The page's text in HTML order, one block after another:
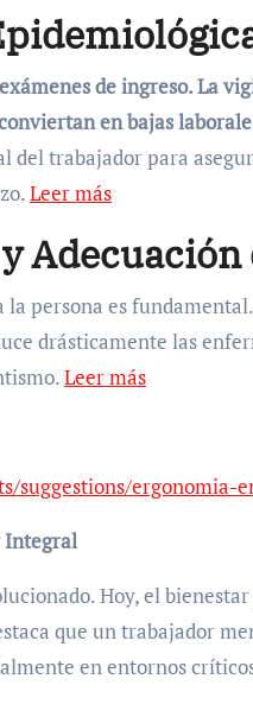
de ingreso. La
en bajas
trabajador para
Leer más
persona es
drásticamente las
Leer más
suggestions/ergonomia-
Integral
Hoy, el
que un trabajador
en entornos